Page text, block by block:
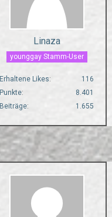
Linaza
younggay Stamm-User
Erhaltene Likes
116
Punkte
8.401
Beiträge
1.655